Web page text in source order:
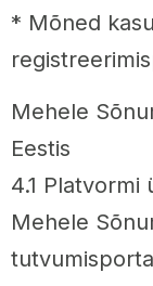
* Mõned
Mehele
Eestis
4.1 Platvormi
Mehele